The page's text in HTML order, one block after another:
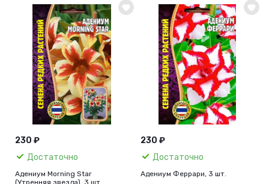
230 ₽
Достаточно
Адениум Morning Star
(Утренняя звезда), 3 шт.
230 ₽
Достаточно
Адениум Феррари, 3 шт.